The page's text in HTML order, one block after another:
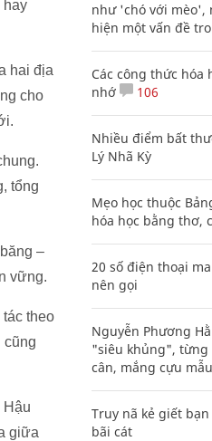
hay
hai địa
cho
tổng
–
vững.
theo
cũng
Hậu
giữa
như 'chó với mèo',
hiện một vấn đề
Các công thức hóa
nhớ
106
Nhiều điểm bất
Lý Nhã Kỳ
Mẹo học thuộc
hóa học bằng thơ,
20 số điện thoại
nên gọi
Nguyễn Phương
"siêu khủng", từng
cân, mắng cựu
Truy nã kẻ giết
bãi cát